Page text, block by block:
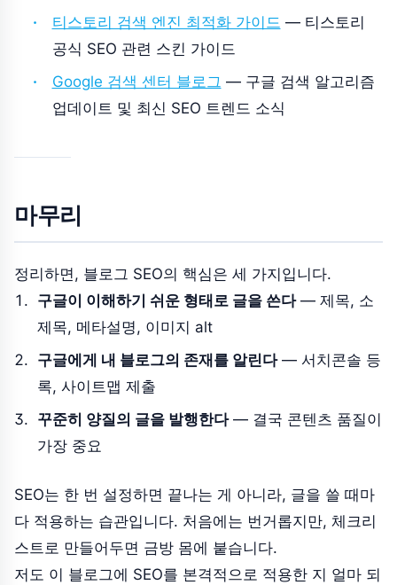
티스토리 검색 엔진 최적화 가이드 — 티스토리
공식 SEO 관련 스킨 가이드
Google 검색 센터 블로그 — 구글 검색 알고리즘
업데이트 및 최신 SEO 트렌드 소식
마무리
정리하면, 블로그 SEO의 핵심은 세 가지입니다.
구글이 이해하기 쉬운 형태로 글을 쓴다— 제목, 소
제목, 메타설명, 이미지 alt
구글에게 내 블로그의 존재를 알린다— 서치콘솔 등
록, 사이트맵 제출
꾸준히 양질의 글을 발행한다— 결국 콘텐츠 품질이
가장 중요
SEO는 한 번 설정하면 끝나는 게 아니라, 글을 쓸 때마
다 적용하는 습관입니다. 처음에는 번거롭지만, 체크리
스트로 만들어두면 금방 몸에 붙습니다.
저도 이 블로그에 SEO를 본격적으로 적용한 지 얼마 되